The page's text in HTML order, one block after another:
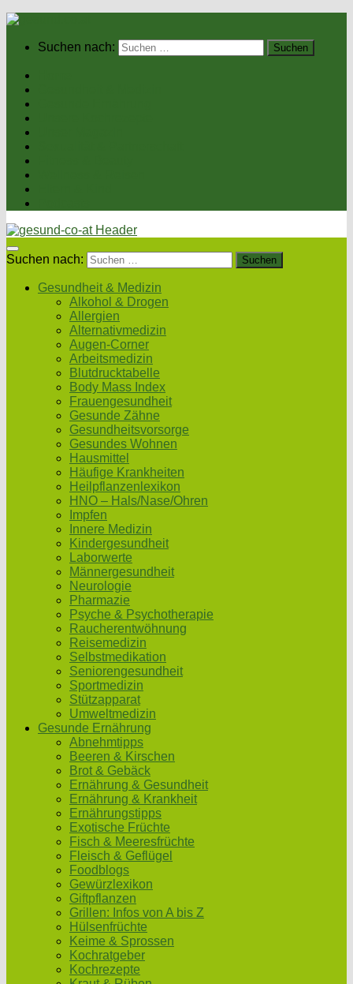
Suchen nach:
Suchen nach:
Gesundheit & Medizin
Alkohol & Drogen
Allergien
Alternativmedizin
Augen-Corner
Arbeitsmedizin
Blutdrucktabelle
Body Mass Index
Frauengesundheit
Gesunde Zähne
Gesundheitsvorsorge
Gesundes Wohnen
Hausmittel
Häufige Krankheiten
Heilpflanzenlexikon
HNO – Hals/Nase/Ohren
Impfen
Innere Medizin
Kindergesundheit
Laborwerte
Männergesundheit
Neurologie
Pharmazie
Psyche & Psychotherapie
Raucherentwöhnung
Reisemedizin
Selbstmedikation
Seniorengesundheit
Sportmedizin
Stützapparat
Umweltmedizin
Gesunde Ernährung
Abnehmtipps
Beeren & Kirschen
Brot & Gebäck
Ernährung & Gesundheit
Ernährung & Krankheit
Ernährungstipps
Exotische Früchte
Fisch & Meeresfrüchte
Fleisch & Geflügel
Foodblogs
Gewürzlexikon
Giftpflanzen
Grillen: Infos von A bis Z
Hülsenfrüchte
Keime & Sprossen
Kochratgeber
Kochrezepte